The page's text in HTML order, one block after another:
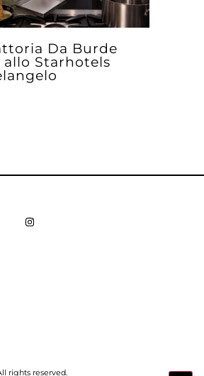
Da Burde
allo Starhotels
rights reserved.